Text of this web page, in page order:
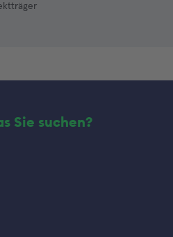
Sie suchen?